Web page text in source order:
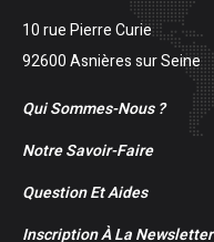
10 rue Pierre Curie
92600 Asnières sur Seine
Qui Sommes-Nous ?
Notre Savoir-Faire
Question Et Aides
Inscription À La Newsletter